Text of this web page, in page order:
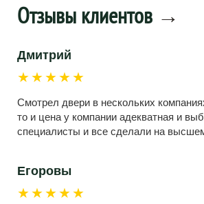
Отзывы клиентов →
Дмитрий
★★★★★
Смотрел двери в нескольких
то и цена у компании адекватная и
специалисты и все сделали на
Егоровы
★★★★★